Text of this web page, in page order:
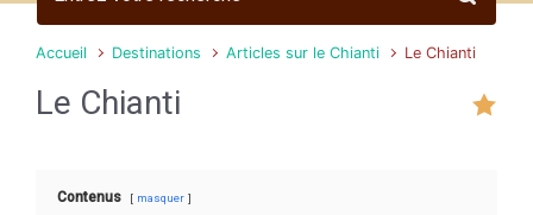
Accueil Destinations Articles sur le Chianti Le Chianti
Le Chianti
Contenus masquer